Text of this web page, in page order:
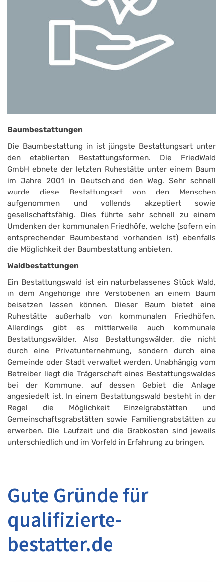
Baumbestattungen
Die Baumbestattung in ist jüngste Bestattungsart unter
den etablierten Bestattungsformen. Die FriedWald
GmbH ebnete der letzten Ruhestätte unter einem Baum
im Jahre 2001 in Deutschland den Weg. Sehr schnell
wurde diese Bestattungsart von den Menschen
aufgenommen und vollends akzeptiert sowie
gesellschaftsfähig. Dies führte sehr schnell zu einem
Umdenken der kommunalen Friedhöfe, welche (sofern ein
entsprechender Baumbestand vorhanden ist) ebenfalls
die Möglichkeit der Baumbestattung anbieten.
Waldbestattungen
Ein Bestattungswald ist ein naturbelassenes Stück Wald,
in dem Angehörige ihre Verstobenen an einem Baum
beisetzen lassen können. Dieser Baum bietet eine
Ruhestätte außerhalb von kommunalen Friedhöfen.
Allerdings gibt es mittlerweile auch kommunale
Bestattungswälder. Also Bestattungswälder, die nicht
durch eine Privatunternehmung, sondern durch eine
Gemeinde oder Stadt verwaltet werden. Unabhängig vom
Betreiber liegt die Trägerschaft eines Bestattungswaldes
bei der Kommune, auf dessen Gebiet die Anlage
angesiedelt ist. In einem Bestattungswald besteht in der
Regel die Möglichkeit Einzelgrabstätten und
Gemeinschaftsgrabstätten sowie Familiengrabstätten zu
erwerben. Die Laufzeit und die Grabkosten sind jeweils
unterschiedlich und im Vorfeld in Erfahrung zu bringen.
Gute Gründe für
qualifizierte-
bestatter.de